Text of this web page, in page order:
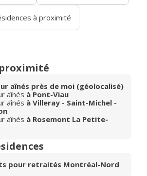
à proximité
aînés près de moi (géolocalisé)
aînés à Pont-Viau
aînés à Villeray - Saint-Michel -
aînés à Rosemont La Petite-
pour retraités Montréal-Nord